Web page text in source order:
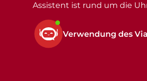
Assistent ist rund um die
Verwendung des